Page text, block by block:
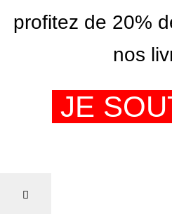
profitez de 20%
nos
JE